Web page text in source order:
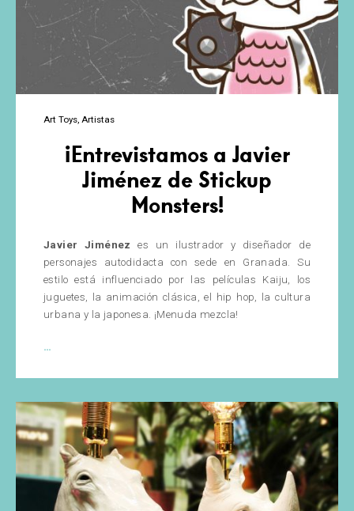
Art Toys Artistas
¡Entrevistamos a Javier
Jiménez de Stickup
Monsters!
Javier Jiménez
es un ilustrador y diseñador de
personajes autodidacta con sede en Granada. Su
estilo está influenciado por las películas Kaiju, los
juguetes, la animación clásica, el hip hop, la cultura
urbana y la japonesa. ¡Menuda mezcla!
…
Javier
Jiménez
de
Stickup
Monsters!